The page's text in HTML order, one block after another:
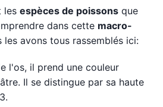
les espèces de poissons que
dans cette macro-
les avons tous rassemblés ici:
l'os, il prend une couleur
Il se distingue par sa haute